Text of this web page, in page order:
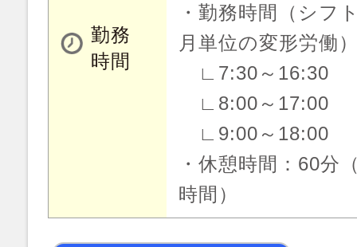
勤務
時間
・勤務時間（シフ
月単位の変形労働
∟7:30～16:30
∟8:00～17:00
∟9:00～18:00
・休憩時間：60分
時間）